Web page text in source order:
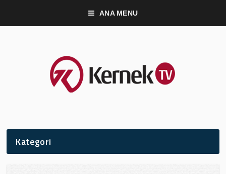
ANA MENU
Kategori